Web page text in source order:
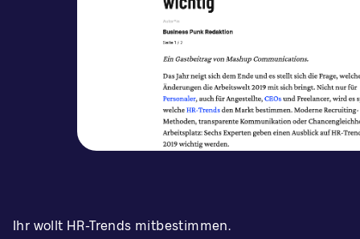
Ihr wollt HR-Trends mitbestimmen.